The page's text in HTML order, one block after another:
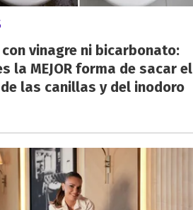
con vinagre ni bicarbonato:
la MEJOR forma de sacar el
las canillas y del inodoro